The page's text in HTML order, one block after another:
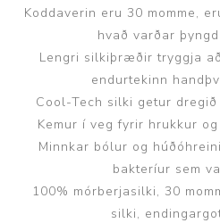
Koddaverin eru 30 momme,
hvað varðar
Lengri silkiþræðir tryggja
endurtekinn
Cool-Tech silki getur
Kemur í veg fyrir hrukkur
Minnkar bólur og
bakteríur sem
100% mórberjasilki, 30
silki,